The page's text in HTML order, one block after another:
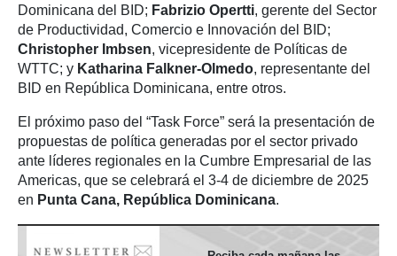
Dominicana del BID; Fabrizio Opertti, gerente del Sector
de Productividad, Comercio e Innovación del BID;
Christopher Imbsen, vicepresidente de Políticas de
WTTC; y Katharina Falkner-Olmedo, representante del
BID en República Dominicana, entre otros.
El próximo paso del “Task Force” será la presentación de
propuestas de política generadas por el sector privado
ante líderes regionales en la Cumbre Empresarial de las
Americas, que se celebrará el 3-4 de diciembre de 2025
en Punta Cana, República Dominicana.